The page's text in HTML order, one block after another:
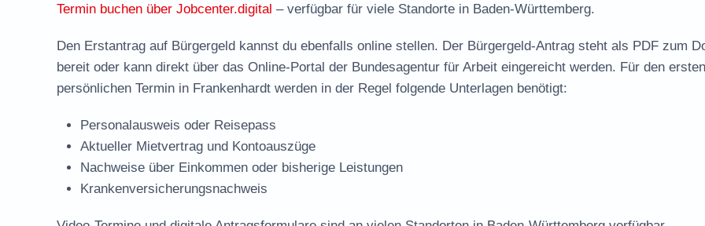
Termin buchen über Jobcenter.digital – verfügbar für viele Standorte in Baden-Württemberg.
Den Erstantrag auf Bürgergeld kannst du ebenfalls online stellen. Der Bürgergeld-Antrag steht als PDF zum
bereit oder kann direkt über das Online-Portal der Bundesagentur für Arbeit eingereicht werden. Für den ersten
persönlichen Termin in Frankenhardt werden in der Regel folgende Unterlagen benötigt:
Personalausweis oder Reisepass
Aktueller Mietvertrag und Kontoauszüge
Nachweise über Einkommen oder bisherige Leistungen
Krankenversicherungsnachweis